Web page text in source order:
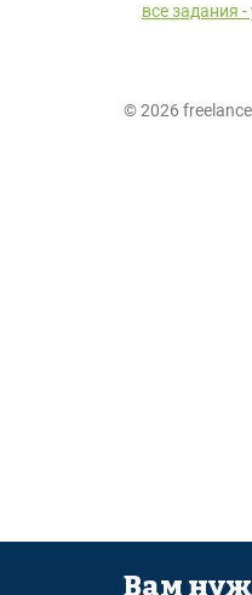
все задания
© 2026
Вам